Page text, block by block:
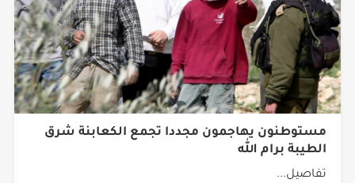
مستوطنون يهاجمون مجددا تجمع الكعابنة شرق
الطيبة برام الله
تفاصيل...